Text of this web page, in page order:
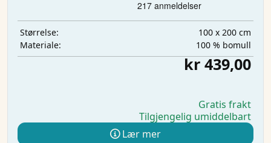
Størrelse:
100 x 200 cm
Materiale:
100 % bomull
kr 439,00
Gratis frakt
Tilgjengelig umiddelbart
Lær mer